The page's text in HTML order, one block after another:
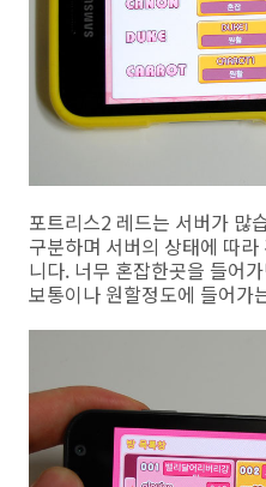
포트리스2 레드는 서버가
구분하며 서버의 상태에 따
니다. 너무 혼잡한곳을 들어
보통이나 원할정도에 들어가